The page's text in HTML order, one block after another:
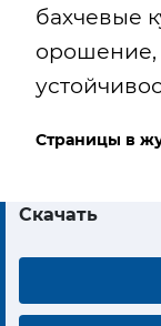
бахчевые
орошение,
Страницы в
Скачать